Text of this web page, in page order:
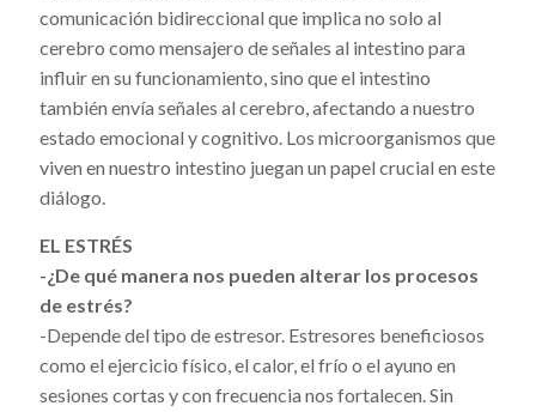
comunicación bidireccional que implica no solo al
cerebro como mensajero de señales al intestino para
influir en su funcionamiento, sino que el intestino
también envía señales al cerebro, afectando a nuestro
estado emocional y cognitivo. Los microorganismos que
viven en nuestro intestino juegan un papel crucial en este
diálogo.
EL ESTRÉS
-¿De qué manera nos pueden alterar los procesos
de estrés?
-Depende del tipo de estresor. Estresores beneficiosos
como el ejercicio físico, el calor, el frío o el ayuno en
sesiones cortas y con frecuencia nos fortalecen. Sin